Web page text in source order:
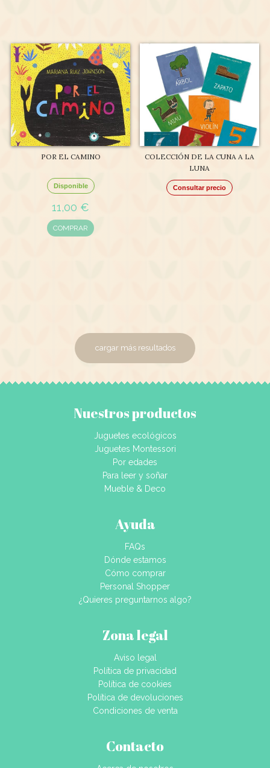
POR EL CAMINO
Disponible
11,00 €
COMPRAR
COLECCIÓN DE LA CUNA A LA
LUNA
Consultar precio
cargar más resultados
Nuestros productos
Juguetes ecológicos
Juguetes Montessori
Por edades
Para leer y soñar
Mueble & Deco
Ayuda
FAQs
Dónde estamos
Cómo comprar
Personal Shopper
¿Quieres preguntarnos algo?
Zona legal
Aviso legal
Política de privacidad
Política de cookies
Política de devoluciones
Condiciones de venta
Contacto